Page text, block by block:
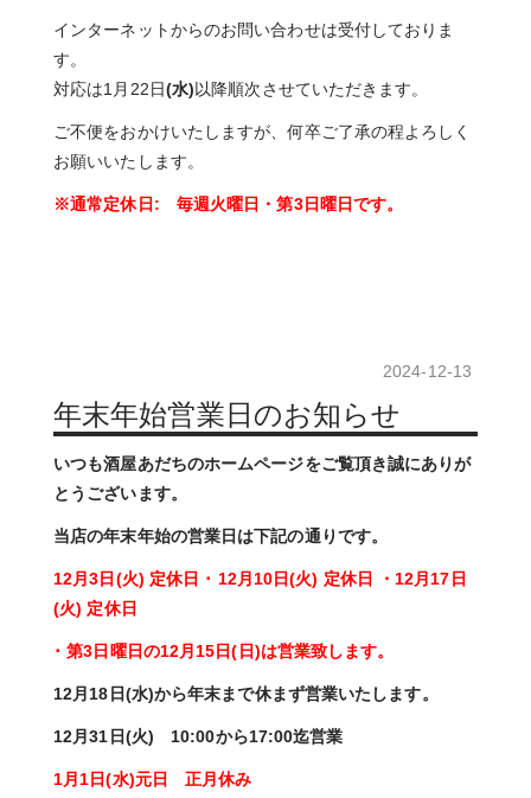
インターネットからのお問い合わせは受付しておりま
す。
対応は1月22日(水)以降順次させていただきます。
ご不便をおかけいたしますが、何卒ご了承の程よろしく
お願いいたします。
※通常定休日: 毎週火曜日・第3日曜日です。
2024-12-13
年末年始営業日のお知らせ
いつも酒屋あだちのホームページをご覧頂き誠にありが
とうございます。
当店の年末年始の営業日は下記の通りです。
12月3日(火) 定休日 ･ 12月10日(火) 定休日
・12月17日
(火) 定休日
･ 第3日曜日の12月15日(日)は営業致します。
12月18日(水)から年末まで休まず営業いたします。
12月31日(火) 10:00から17:00迄営業
1月1日(水)元日 正月休み